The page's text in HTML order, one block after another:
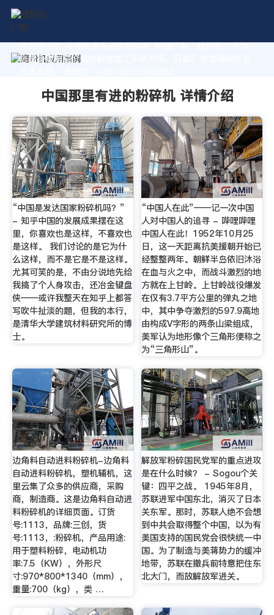
作为专业的 中国那里有进的粉碎机 制造厂家，我们致力于为
您量身定制高价值的粉体加工系统方案。获取厂家直销报价及
中国那里有进的粉碎机 详情介绍
“中国是发达国家粉碎机吗？”
- 知乎中国的发展成果摆在这
里，你喜欢也是这样，不喜欢也
是这样。 我们讨论的是它为什
么这样，而不是它是不是这样。
尤其可笑的是，不由分说地先给
我搞了个人身攻击，还冶金键盘
侠——或许我整天在知乎上都答
写吹牛扯淡的题，但我的本行，
是清华大学建筑材料研究所的博
士。
“中国人在此”——记一次中国
人对中国人的追寻 - 哔哩哔哩
中国人在此！1952年10月25
日，这一天距离抗美援朝开始已
经整整两年。朝鲜半岛依旧沐浴
在血与火之中，而战斗激烈的地
方就在上甘岭。上甘岭战役爆发
在仅有3.7平方公里的弹丸之地
中，其中争夺激烈的597.9高地
由构成V字形的两条山梁组成，
美军认为地形像个三角形便称之
为“三角形山”。
边角料自动进料粉碎机-边角料
自动进料粉碎机，塑机辅机，这
里云集了众多的供应商，采购
商，制造商。这是边角料自动进
料粉碎机的详细页面。订货
号:1113，品牌:三创，货
号:1113，:粉碎机，产品用途:
用于塑料粉碎，电动机功
率:7.5（KW），外形尺
寸:970*800*1340（mm），
重量:700（kg），类 …
解放军粉碎国民党军的重点进攻
是在什么时候？ - Sogou个关
键：四平之战。 1945年8月，
苏联进军中国东北，消灭了日本
关东军。那时，苏联人绝不会想
到中共会取得整个中国，以为有
美国支持的国民党会很快统一中
国。为了制造与美蒋势力的缓冲
地带，苏联在撤兵前特意把住东
北大门，而放解放军进关。